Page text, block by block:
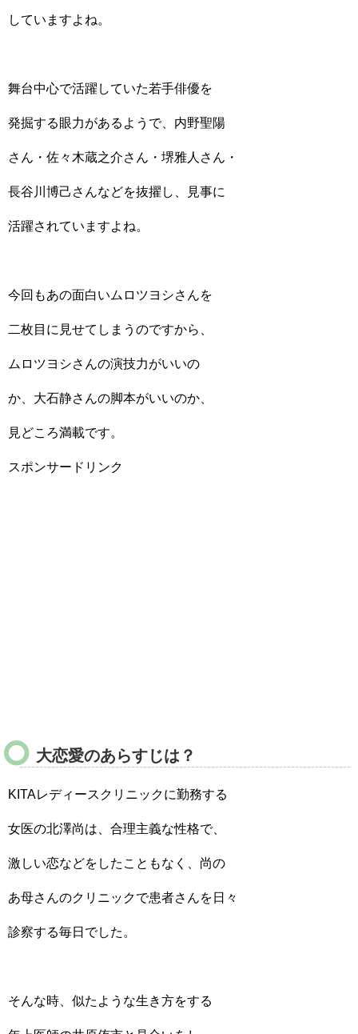
していますよね。
舞台中心で活躍していた若手俳優を
発掘する眼力があるようで、内野聖陽
さん・佐々木蔵之介さん・堺雅人さん・
長谷川博己さんなどを抜擢し、見事に
活躍されていますよね。
今回もあの面白いムロツヨシさんを
二枚目に見せてしまうのですから、
ムロツヨシさんの演技力がいいの
か、大石静さんの脚本がいいのか、
見どころ満載です。
スポンサードリンク
大恋愛のあらすじは？
KITAレディースクリニックに勤務する
女医の北澤尚は、合理主義な性格で、
激しい恋などをしたこともなく、尚の
あ母さんのクリニックで患者さんを日々
診察する毎日でした。
そんな時、似たような生き方をする